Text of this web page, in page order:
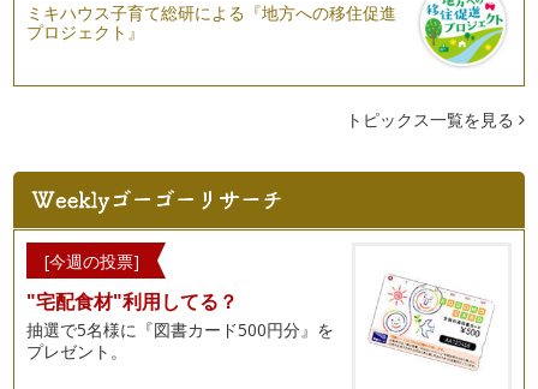
ミキハウス子育て総研による『地方への移住促進
プロジェクト』
トピックス一覧を見る
[今週の投票]
"宅配食材"利用してる？
抽選で5名様に『図書カード500円分』を
プレゼント。